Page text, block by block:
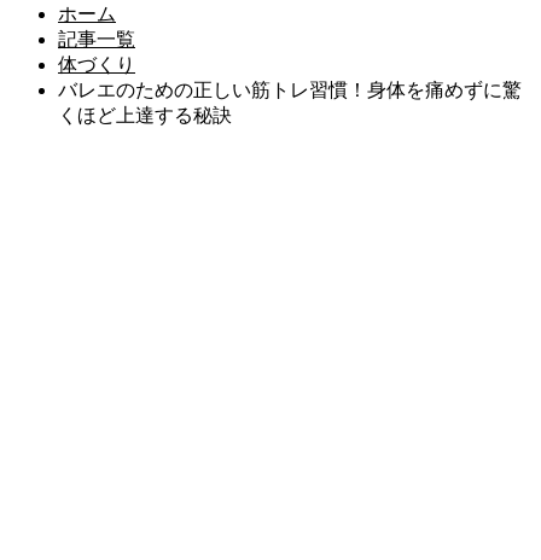
ホーム
記事一覧
体づくり
バレエのための正しい筋トレ習慣！身体を痛めずに驚
くほど上達する秘訣